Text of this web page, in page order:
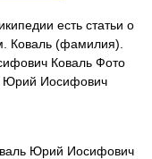
есть статьи о
Коваль (фамилия).
Коваль Фото
Юрий Иосифович
Юрий Иосифович